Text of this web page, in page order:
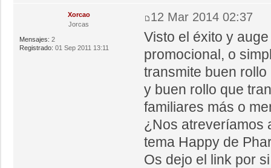
Xorcao
Jorcas
Mensajes: 2
Registrado: 01 Sep 2011 13:11
12 Mar 2014 02:37
Visto el éxito y
promocional, o
transmite buen
y buen rollo que
familiares más o
¿Nos atreveríamos
tema Happy de
Os dejo el link por